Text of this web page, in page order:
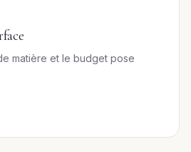
matière et le budget pose